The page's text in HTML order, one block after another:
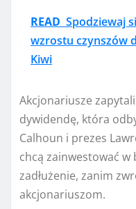
READ Spodziewaj
wzrostu czynszów
Kiwi
Akcjonariusze
dywidendę, która
Calhoun i prezes
chcą zainwestować w
zadłużenie, zanim
akcjonariuszom.